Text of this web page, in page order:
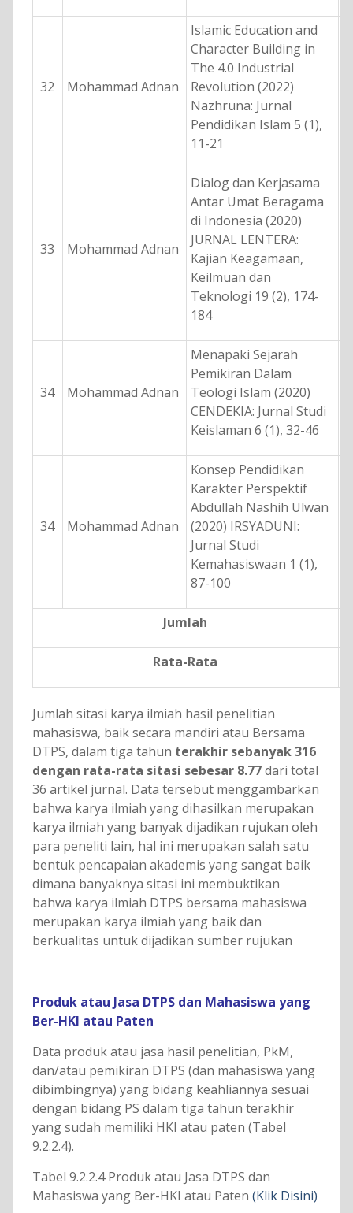
32 Mohammad Adnan
Islamic Education and
Character Building in
The 4.0 Industrial
Revolution (2022)
Nazhruna: Jurnal
Pendidikan Islam 5 (1),
11-21
33 Mohammad Adnan
Dialog dan Kerjasama
Antar Umat Beragama
di Indonesia (2020)
JURNAL LENTERA:
Kajian Keagamaan,
Keilmuan dan
Teknologi 19 (2), 174-
184
34 Mohammad Adnan
Menapaki Sejarah
Pemikiran Dalam
Teologi Islam (2020)
CENDEKIA: Jurnal Studi
Keislaman 6 (1), 32-46
34 Mohammad Adnan
Konsep Pendidikan
Karakter Perspektif
Abdullah Nashih Ulwan
(2020) IRSYADUNI:
Jurnal Studi
Kemahasiswaan 1 (1),
87-100
Jumlah
Rata-Rata
Jumlah sitasi karya ilmiah hasil penelitian
mahasiswa, baik secara mandiri atau Bersama
DTPS, dalam tiga tahun terakhir sebanyak 316
dengan rata-rata sitasi sebesar 8.77dari total
36 artikel jurnal. Data tersebut menggambarkan
bahwa karya ilmiah yang dihasilkan merupakan
karya ilmiah yang banyak dijadikan rujukan oleh
para peneliti lain, hal ini merupakan salah satu
bentuk pencapaian akademis yang sangat baik
dimana banyaknya sitasi ini membuktikan
bahwa karya ilmiah DTPS bersama mahasiswa
merupakan karya ilmiah yang baik dan
berkualitas untuk dijadikan sumber rujukan
Produk atau Jasa DTPS dan Mahasiswa yang
Ber-HKI atau Paten
Data produk atau jasa hasil penelitian, PkM,
dan/atau pemikiran DTPS (dan mahasiswa yang
dibimbingnya) yang bidang keahliannya sesuai
dengan bidang PS dalam tiga tahun terakhir
yang sudah memiliki HKI atau paten (Tabel
9.2.2.4).
Tabel 9.2.2.4 Produk atau Jasa DTPS dan
Mahasiswa yang Ber-HKI atau Paten (Klik Disini)